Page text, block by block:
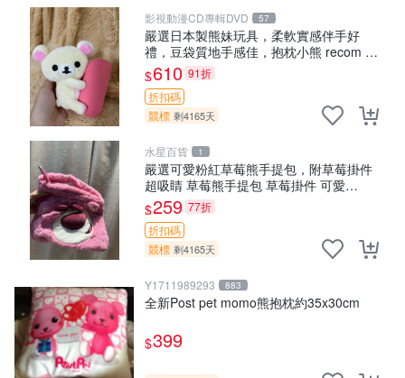
影視動漫CD專輯DVD 57
嚴選日本製熊妹玩具，柔軟實感伴手好
禮，豆袋質地手感佳，抱枕小熊 recom 推
薦 白色豆袋 玩具
$610 91折
折扣碼
競標 剩4165天
水星百貨 1
嚴選可愛粉紅草莓熊手提包，附草莓掛件
超吸睛 草莓熊手提包 草莓掛件 可愛
portunese
$259 77折
折扣碼
競標 剩4165天
Y1711989293 883
全新Post pet momo熊抱枕約35x30cm
$399